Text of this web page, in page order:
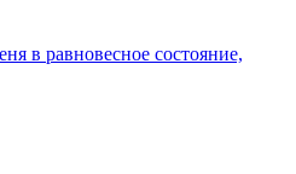
в равновесное состояние,